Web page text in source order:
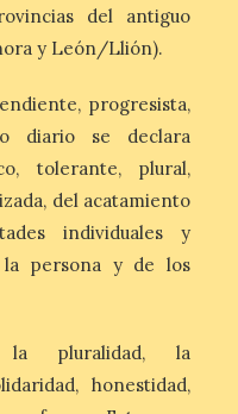
de
Batalla
el plato
un
y
. Los
a
del antiguo
y León/Llión).
progresista,
diario se declara
tolerante, plural,
del acatamiento
individuales y
la persona y de los
la pluralidad, la
honestidad,